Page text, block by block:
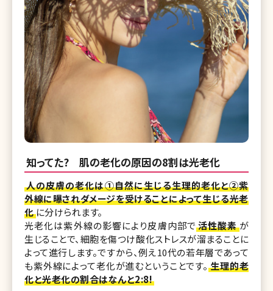
知ってた? 肌の老化の原因の8割は光老化
人の皮膚の老化は①自然に生じる生理的老化と②紫
外線に曝されダメージを受けることによって生じる光老
化に分けられます。
光老化は紫外線の影響により皮膚内部で活性酸素が
生じることで、細胞を傷つけ酸化ストレスが溜まることに
よって進行します。ですから、例え10代の若年層であって
も紫外線によって老化が進むということです。 生理的老
化と光老化の割合はなんと2:8!